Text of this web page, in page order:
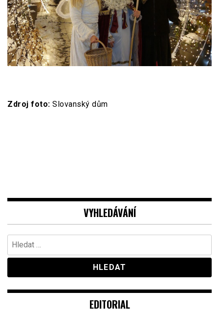
Zdroj foto: Slovanský dům
VYHLEDÁVÁNÍ
Vyhledávání
EDITORIAL